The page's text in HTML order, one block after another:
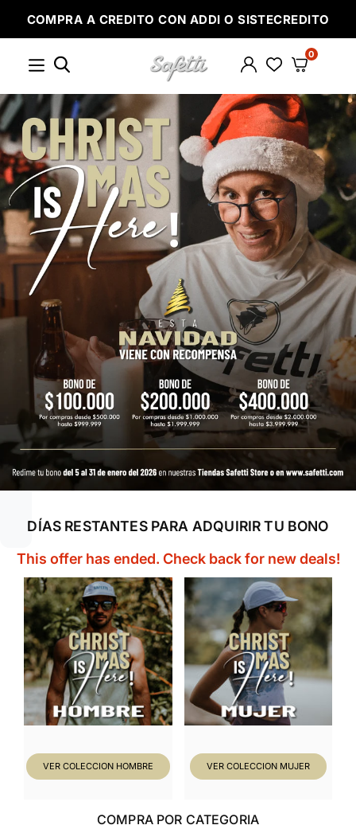
directamente
al
COMPRA A CREDITO CON ADDI O SISTECREDITO
SAFETTI
0
DÍAS RESTANTES PARA ADQUIRIR TU BONO
This offer has ended. Check back for new deals!
VER COLECCION HOMBRE VER COLECCION MUJER
COMPRA POR CATEGORIA